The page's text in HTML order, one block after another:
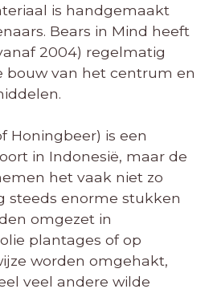
is handgemaakt
Bears in Mind heeft
2004) regelmatig
bouw van het centrum en
Honingbeer) is een
in Indonesië, maar de
het vaak niet zo
steeds enorme stukken
omgezet in
plantages of op
worden omgehakt,
veel andere wilde